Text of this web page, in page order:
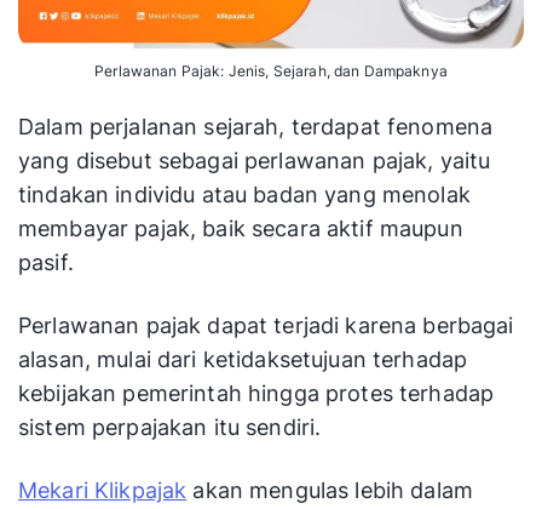
Perlawanan Pajak: Jenis, Sejarah, dan Dampaknya
Dalam perjalanan sejarah, terdapat fenomena
yang disebut sebagai perlawanan pajak, yaitu
tindakan individu atau badan yang menolak
membayar pajak, baik secara aktif maupun
pasif.
Perlawanan pajak dapat terjadi karena berbagai
alasan, mulai dari ketidaksetujuan terhadap
kebijakan pemerintah hingga protes terhadap
sistem perpajakan itu sendiri.
Mekari Klikpajak akan mengulas lebih dalam